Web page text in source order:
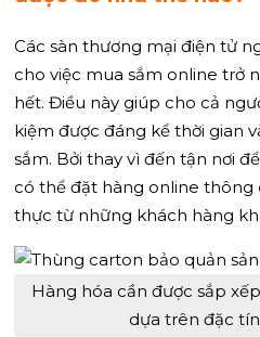
Các sàn thương mại điện tử
cho việc mua sắm online trở
hết. Điều này giúp cho cả
kiệm được đáng kể thời gian
sắm. Bởi thay vì đến tận nơi
có thể đặt hàng online thông
thực từ những khách hàng
Hàng hóa cần được sắp
dựa trên đặc